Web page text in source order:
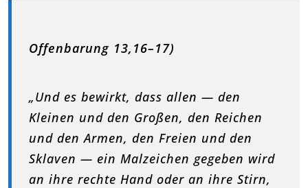
Offenbarung 13,16–17)
„Und es bewirkt, dass allen — den
Kleinen und den Großen, den Reichen
und den Armen, den Freien und den
Sklaven — ein Malzeichen gegeben wird
an ihre rechte Hand oder an ihre Stirn,